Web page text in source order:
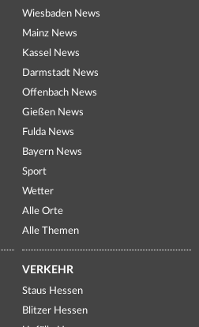
Wiesbaden News
Mainz News
Kassel News
Darmstadt News
Offenbach News
Gießen News
Fulda News
Bayern News
Sport
Wetter
Alle Orte
Alle Themen
VERKEHR
Staus Hessen
Blitzer Hessen